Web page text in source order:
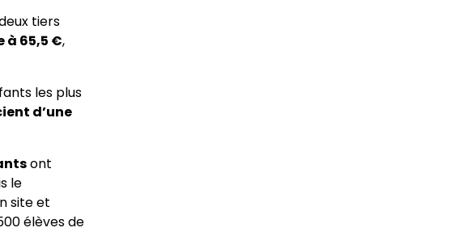
tiers
à 65,5 €,
les plus
d’une
ont
le
site et
élèves de